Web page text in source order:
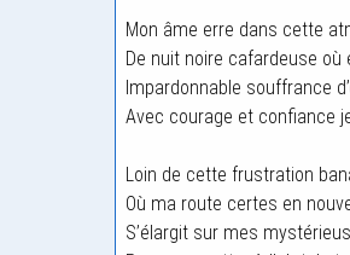
Mon âme erre dans cette
De nuit noire cafardeuse où
Impardonnable souffrance
Avec courage et confiance
Loin de cette frustration
Où ma route certes en
S’élargit sur mes